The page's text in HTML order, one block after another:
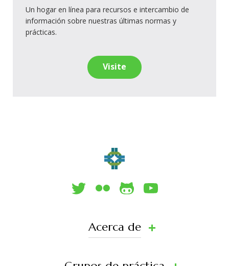
Un hogar en línea para recursos e intercambio de
información sobre nuestras últimas normas y
prácticas.
Visite
Acerca de